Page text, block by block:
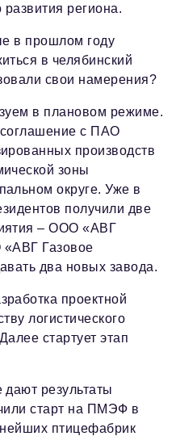
развития региона.
в прошлом году
в челябинский
свои намерения?
в плановом режиме.
с ПАО
производств
зоны
округе. Уже в
получили две
– ООО «АВГ
Газовое
два новых завода.
проектной
логистического
стартует этап
результаты
старт на ПМЭФ в
птицефабрик